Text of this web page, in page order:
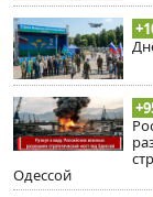
Одессой